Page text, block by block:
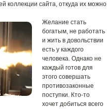
коллекции сайта, откуда их можно
Желание стать
богатым, не работать
и жить в довольствии
есть у каждого
человека. Однако не
каждый готов для
этого совершать
противозаконные
поступки. Кто-то
хочет добиться всего